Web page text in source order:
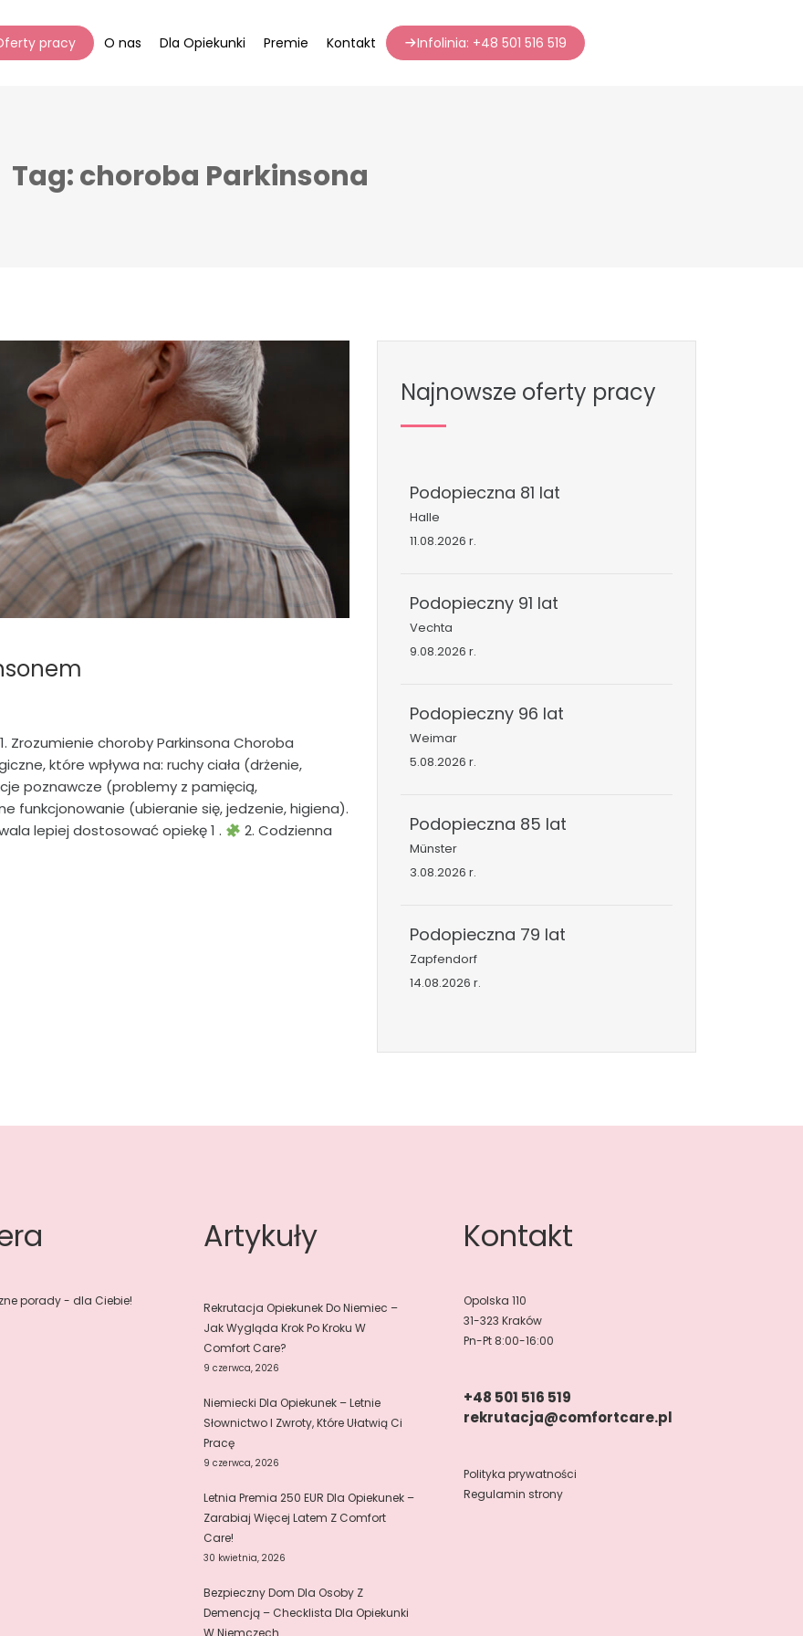
pracy O nas Dla Opiekunki Premie Kontakt Infolinia: +48 501 516 519
Tag: choroba Parkinsona
1. Zrozumienie choroby Parkinsona Choroba
które wpływa na: ruchy ciała (drżenie,
poznawcze (problemy z pamięcią,
funkcjonowanie (ubieranie się, jedzenie, higiena).
lepiej dostosować opiekę 1 .
2. Codzienna
Najnowsze oferty pracy
Podopieczna 81 lat
Halle
11.08.2026 r.
Podopieczny 91 lat
Vechta
9.08.2026 r.
Podopieczny 96 lat
Weimar
5.08.2026 r.
Podopieczna 85 lat
Münster
3.08.2026 r.
Podopieczna 79 lat
Zapfendorf
14.08.2026 r.
porady - dla Ciebie!
Artykuły
Rekrutacja Opiekunek Do Niemiec –
Jak Wygląda Krok Po Kroku W
Comfort Care?
9 czerwca, 2026
Niemiecki Dla Opiekunek – Letnie
Słownictwo I Zwroty, Które Ułatwią Ci
Pracę
9 czerwca, 2026
Letnia Premia 250 EUR Dla Opiekunek –
Zarabiaj Więcej Latem Z Comfort
Care!
30 kwietnia, 2026
Bezpieczny Dom Dla Osoby Z
Demencją – Checklista Dla Opiekunki
W Niemczech
Kontakt
Opolska 110
31-323 Kraków
Pn-Pt 8:00-16:00
+48 501 516 519
rekrutacja@comfortcare.pl
Polityka prywatności
Regulamin strony